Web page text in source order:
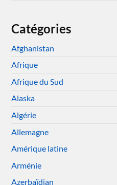
Catégories
Afghanistan
Afrique
Afrique du Sud
Alaska
Algérie
Allemagne
Amérique latine
Arménie
Azerbaïdjan